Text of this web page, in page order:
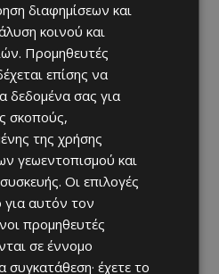
το καλό
05/08/2026
του Joel Asoro που
ότι είναι μία… ανάσα από
04/08/2026
διαφημίσεων και
κοινού και
Προμηθευτές
επίσης να
δεδομένα σας για
σκοπούς,
της χρήσης
γεωεντοπισμού και
Οι επιλογές
αυτόν τον
προμηθευτές
σε έννομο
συγκατάθεση· έχετε το